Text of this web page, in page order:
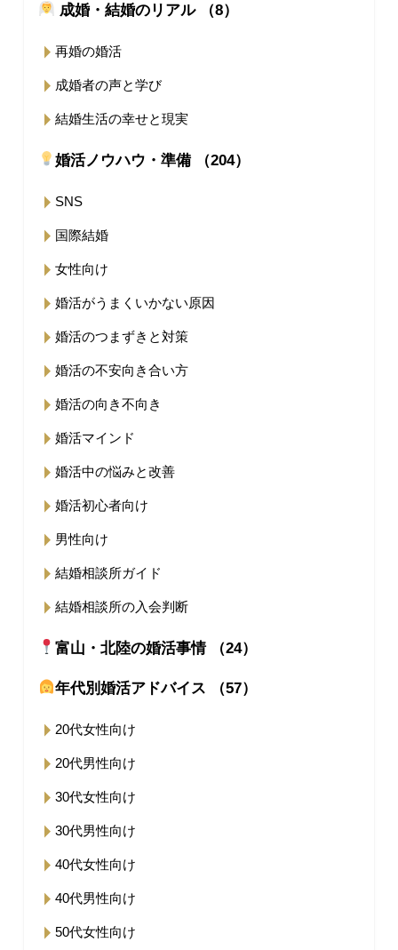
成婚・結婚のリアル （8）
再婚の婚活
成婚者の声と学び
結婚生活の幸せと現実
婚活ノウハウ・準備 （204）
SNS
国際結婚
女性向け
婚活がうまくいかない原因
婚活のつまずきと対策
婚活の不安向き合い方
婚活の向き不向き
婚活マインド
婚活中の悩みと改善
婚活初心者向け
男性向け
結婚相談所ガイド
結婚相談所の入会判断
富山・北陸の婚活事情 （24）
年代別婚活アドバイス （57）
20代女性向け
20代男性向け
30代女性向け
30代男性向け
40代女性向け
40代男性向け
50代女性向け